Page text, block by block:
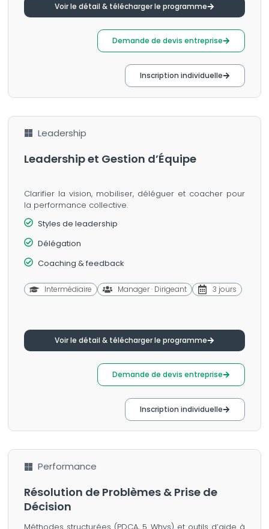
Voir le détail & télécharger le programme
Demande de devis entreprise
Inscription individuelle
Leadership
Leadership et Gestion d’Équipe
Clarifier la vision, mobiliser, déléguer et coacher pour
la performance collective.
Styles de leadership
Délégation
Coaching & feedback
Intermédiaire Manager · Dirigeant 3 jours
Voir le détail & télécharger le programme
Demande de devis entreprise
Inscription individuelle
Performance
Résolution de Problèmes & Prise de
Décision